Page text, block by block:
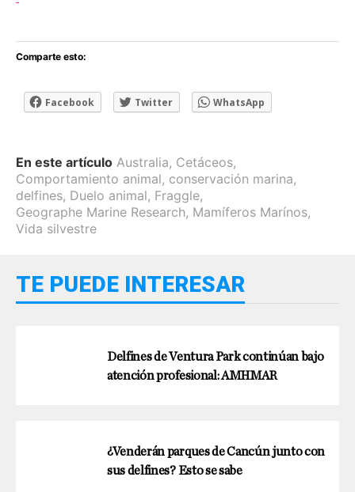
Comparte esto:
Facebook Twitter WhatsApp
En este artículo Australia, Cetáceos,
Comportamiento animal, conservación marina,
delfines, Duelo animal, Fraggle,
Geographe Marine Research, Mamíferos Marínos,
Vida silvestre
TE PUEDE INTERESAR
Delfines de Ventura Park continúan bajo
atención profesional: AMHMAR
¿Venderán parques de Cancún junto con
sus delfines? Esto se sabe